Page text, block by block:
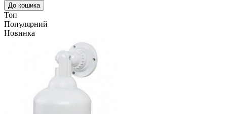
До кошика
Топ
Популярний
Новинка